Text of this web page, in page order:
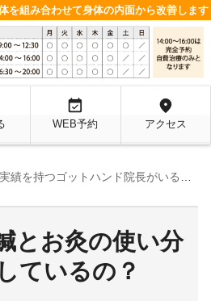
を組み合わせて身体の内面から改善します
event_available
WEB予約
location_on
アクセス
西宮で鍼灸なら18年の施術実績を持つゴットハンド院長がいる当院へ
とお灸の使い分
ているの？